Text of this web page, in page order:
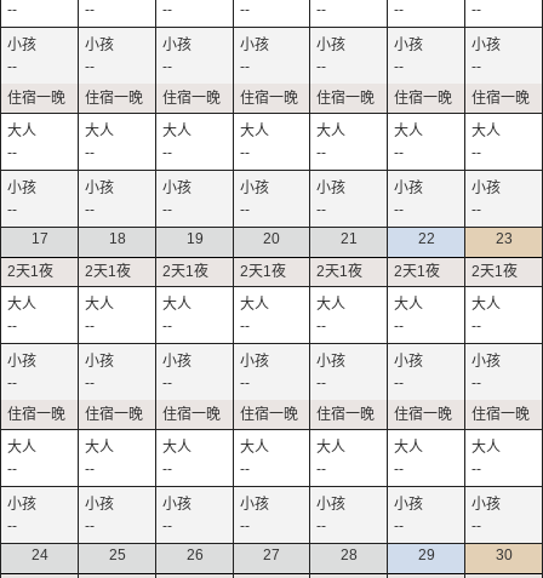
--
--
--
--
--
--
--
--
--
--
--
--
--
--
--
--
--
--
--
--
--
--
--
--
--
--
--
--
17
--
--
--
--
18
--
--
--
--
19
--
--
--
--
20
--
--
--
--
21
--
--
--
--
22
--
--
--
--
23
--
--
--
--
24
25 26 27 28 29 30